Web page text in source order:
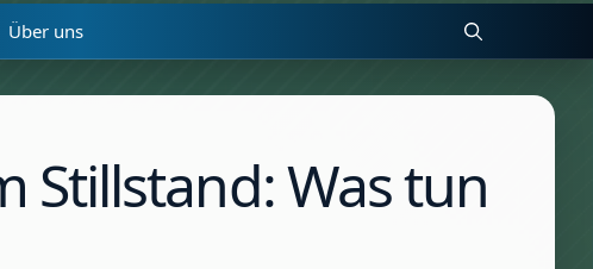
Über uns
Stillstand: Was tun